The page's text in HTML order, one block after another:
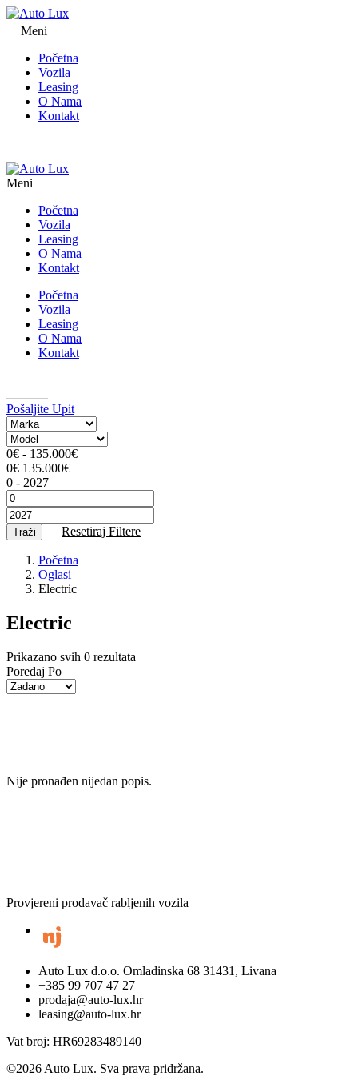
Meni
Početna
Vozila
Leasing
O Nama
Kontakt
Meni
Početna
Vozila
Leasing
O Nama
Kontakt
Početna
Vozila
Leasing
O Nama
Kontakt
Pošaljite Upit
0€ - 135.000€
0€ 135.000€
0 - 2027
Traži Resetiraj Filtere
Početna
Oglasi
Electric
Electric
Prikazano svih 0 rezultata
Poredaj Po
Nije pronađen nijedan popis.
Provjereni prodavač rabljenih vozila
Auto Lux d.o.o. Omladinska 68 31431, Livana
+385 99 707 47 27
prodaja@auto-lux.hr
leasing@auto-lux.hr
Vat broj: HR69283489140
©2026 Auto Lux. Sva prava pridržana.